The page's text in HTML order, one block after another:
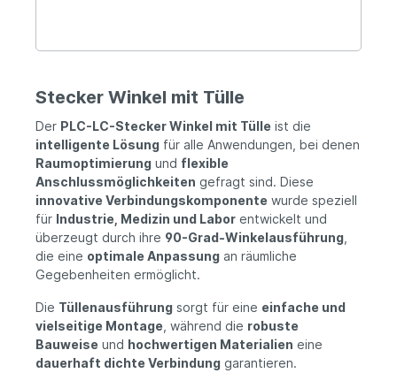
Stecker Winkel mit Tülle
Der PLC-LC-Stecker Winkel mit Tülle ist die
intelligente Lösung für alle Anwendungen, bei denen
Raumoptimierung und flexible
Anschlussmöglichkeiten gefragt sind. Diese
innovative Verbindungskomponente wurde speziell
für Industrie, Medizin und Labor entwickelt und
überzeugt durch ihre 90-Grad-Winkelausführung,
die eine optimale Anpassung an räumliche
Gegebenheiten ermöglicht.
Die Tüllenausführung sorgt für eine einfache und
vielseitige Montage, während die robuste
Bauweise und hochwertigen Materialien eine
dauerhaft dichte Verbindung garantieren.